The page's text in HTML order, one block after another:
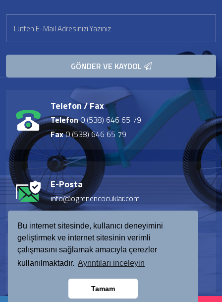
Bu internet sitesinde, kullanıcı deneyimini
geliştirmek ve internet sitesinin verimli
çalışmasını sağlamak amacıyla çerezler
kullanılmaktadır. Ayrıntıları inceleyin
Tamam
GÖNDER VE KAYDOL
Telefon / Fax
Telefon0 (538) 646 65 79
Fax0 (538) 646 65 79
E-Posta
info@ogrenencocuklar.com
Adres
Başakşehir/ İstanbul/Türkiye